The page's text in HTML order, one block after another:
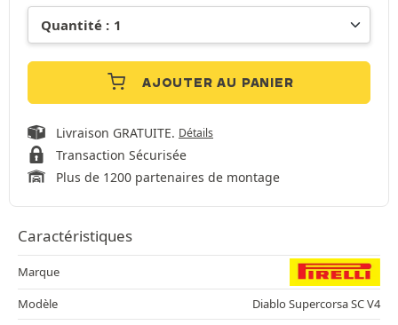
AJOUTER AU PANIER
Livraison GRATUITE. Détails
Transaction Sécurisée
Plus de 1200 partenaires de montage
Caractéristiques
Marque
Modèle
Diablo Supercorsa SC V4